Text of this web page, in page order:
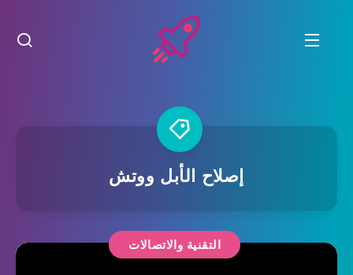
إصلاح الأبل ووتش
التقنية والاتصالات